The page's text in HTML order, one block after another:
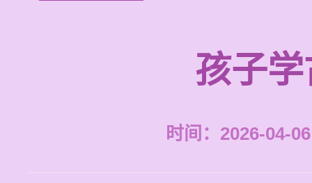
孩子
时间：2026-04-